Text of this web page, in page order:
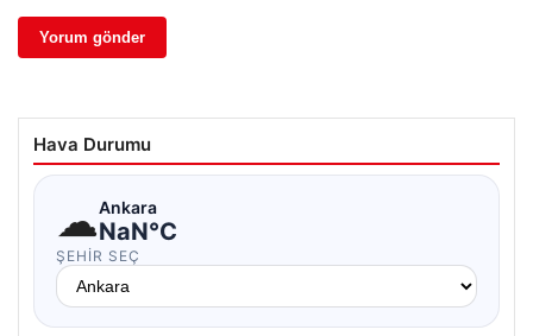
Hava Durumu
☁Ankara
NaN°C
ŞEHIR SEÇ